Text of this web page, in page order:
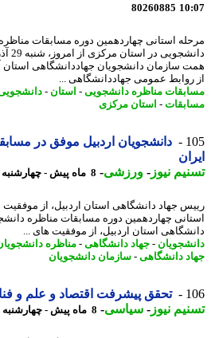
80260885
استانی چهاردهمین دوره مسابقات مناظره
دانشجویی در استان مرکزی از امروز، شنبه 29 آذر به
سازمان دانشجویان جهاددانشگاهی استان آغاز
عمومی جهاددانشگاهی ...
مناظره دانشجویی-استان-دانشجویی-
-استان مرکزی
دانشجویان اردبیل موفق در
نیوز-ورزشی-8 ماه پیش - چهارشنبه 26 آذر 1404، 14:15
جهاد دانشگاهی استان اردبیل، از موفقیت
چهاردهمین دوره مسابقات مناظره
استان اردبیل، از موفقیت های ...
-جهاد دانشگاهی-مناظره دانشجویان-
دانشگاهی-سازمان دانشجویان
تحقق پیشرفت اقتصاد و علم و
نیوز-سیاسی-8 ماه پیش - چهارشنبه 26 آذر 1404، 14:15